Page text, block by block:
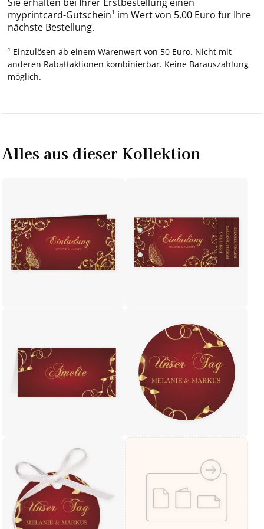
myprintcard-Gutschein¹ im Wert von 5,00 Euro für Ihre
nächste Bestellung.
¹ Einzulösen ab einem Warenwert von 50 Euro. Nicht mit
anderen Rabattaktionen kombinierbar. Keine Barauszahlung
möglich.
Alles aus dieser Kollektion